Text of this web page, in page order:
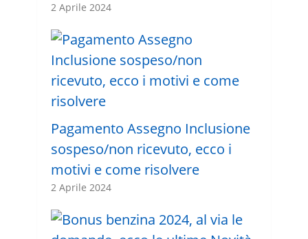
2 Aprile 2024
Pagamento Assegno Inclusione
sospeso/non ricevuto, ecco i
motivi e come risolvere
2 Aprile 2024